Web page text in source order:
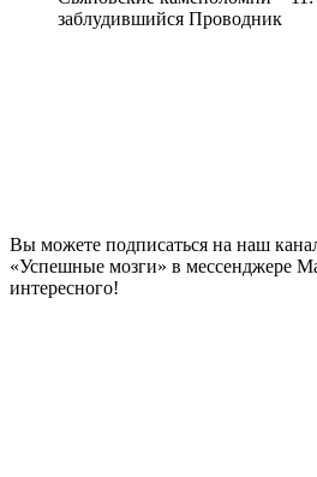
заблудившийся Проводник
Вы можете подписаться на наш
«Успешные мозги» в мессенджере
интересного!